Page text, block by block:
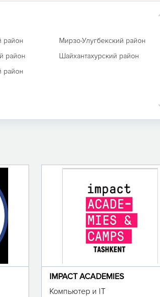
район
Мирзо-Улугбекский район
район
Шайхантахурский район
район
IMPACT ACADEMIES
Компьютер и IT